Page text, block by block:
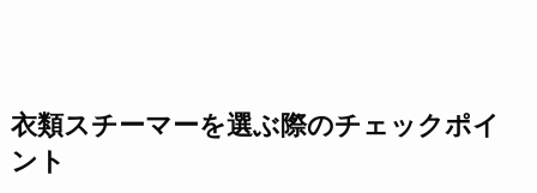
衣類スチーマーを選ぶ際のチェックポイ
ント